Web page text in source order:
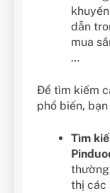
dẫn
mua
…
Để tìm kiếm
phổ biến,
Tìm
thường
thị các